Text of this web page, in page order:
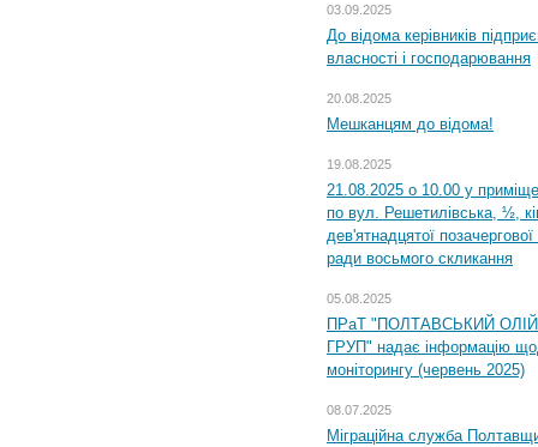
03.09.2025
До відома керівників
власності і господарювання
20.08.2025
Мешканцям до відома!
19.08.2025
21.08.2025 о 10.00 у
по вул. Решетилівська, ½,
дев'ятнадцятої
ради восьмого скликання
05.08.2025
ПРаТ "ПОЛТАВСЬКИЙ
ГРУП" надає інформацію
моніторингу (червень 2025)
08.07.2025
Міграційна служба